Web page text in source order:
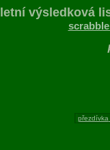
výsledková
přezdívka